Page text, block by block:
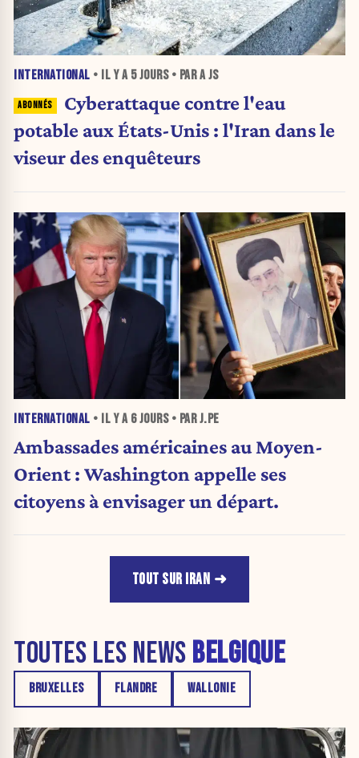
INTERNATIONAL • IL Y A 5 JOURS• PAR A JS
Cyberattaque contre l'eau
potable aux États-Unis : l'Iran dans le
viseur des enquêteurs
INTERNATIONAL • IL Y A 6 JOURS• PAR J.PE
Ambassades américaines au Moyen-
Orient : Washington appelle ses
citoyens à envisager un départ.
TOUT SUR IRAN
TOUTES LES NEWS BELGIQUE
BRUXELLES FLANDRE WALLONIE